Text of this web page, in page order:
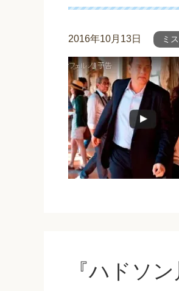
2016年10月13日 ミ
『ハドソ